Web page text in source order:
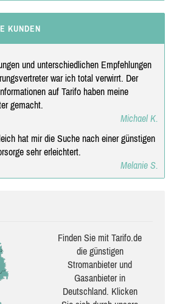
KUNDEN
und unterschiedlichen Empfehlungen
war ich total verwirrt. Der
auf Tarifo haben meine
gemacht.
Michael K.
hat mir die Suche nach einer günstigen
sehr erleichtert.
Melanie S.
Finden Sie mit Tarifo.de
die güns­ti­gen
Stromanbieter und
Gasanbieter in
Deutschland. Klicken